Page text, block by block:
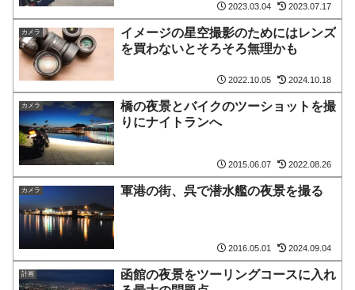
2023.03.04 2023.07.17
カメラ
イメージの星空撮影のためにはレンズ
を買わないとそろそろ無理かも
2022.10.05 2024.10.18
カメラ
橋の夜景とバイクのツーショットを撮
りにナイトランへ
2015.06.07 2022.08.26
カメラ 軍港の街、呉で潜水艦の夜景を撮る
2016.05.01 2024.09.04
計画
函館の夜景をツーリングコースに入れ